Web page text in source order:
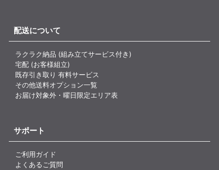
配送について
ラクラク納品 (組み立てサービス付き)
宅配 (お客様組立)
既存引き取り 有料サービス
その他送料オプション一覧
お届け対象外・曜日限定エリア表
サポート
ご利用ガイド
よくあるご質問